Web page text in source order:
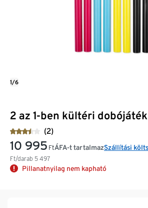
2 az 1-ben kültéri dobójáték
(2)
10 995 Ft
Ft/darab 5 497
ÁFA-t tartalmazSzállítási
Pillanatnyilag nem kapható
1/6